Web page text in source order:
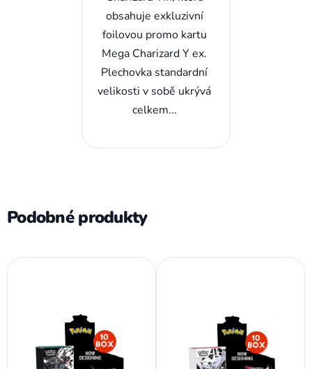
obsahuje exkluzivní
foilovou promo kartu
Mega Charizard Y ex.
Plechovka standardní
velikosti v sobě ukrývá
celkem...
Podobné produkty